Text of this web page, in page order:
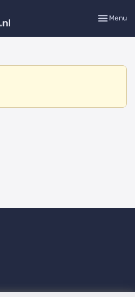
Menu